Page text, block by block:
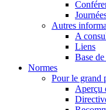
Autres
A
Liens
Base
Normes
Pour le grand
Aperçu